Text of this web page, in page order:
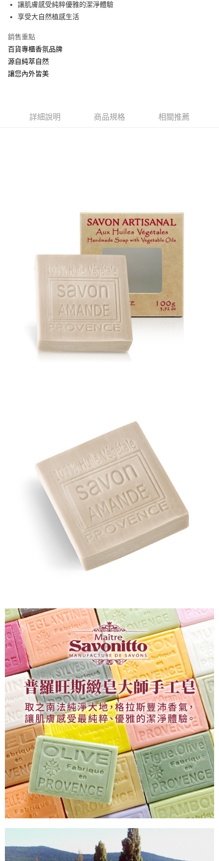
運送方式
全家取貨付款
每筆NT$60，滿NT$880(含以上)免運費
付款後全家取貨
每筆NT$60，滿NT$880(含以上)免運費
讓肌膚感受純粹優雅的潔淨體驗
享受大自然植感生活
銷售重點
百貨專櫃香氛品牌
源自純萃自然
讓您內外皆美
詳細說明 商品規格 相關推薦